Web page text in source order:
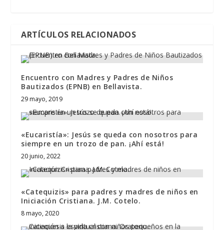
ARTÍCULOS RELACIONADOS
Encuentro con Madres y Padres de Niños
Bautizados (EPNB) en Bellavista.
29 mayo, 2019
«Eucaristía»: Jesús se queda con nosotros para
siempre en un trozo de pan. ¡Ahí está!
20 junio, 2022
«Catequizis» para padres y madres de niños en
Iniciación Cristiana. J.M. Cotelo.
8 mayo, 2020